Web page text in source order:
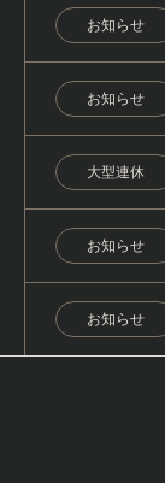
お知らせ
お知らせ
大型連休
お知らせ
お知らせ